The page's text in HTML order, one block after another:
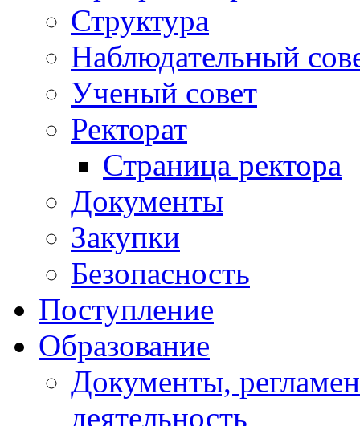
Структура
Наблюдательный
Ученый совет
Ректорат
Страница ректора
Документы
Закупки
Безопасность
Поступление
Образование
Документы,
деятельность